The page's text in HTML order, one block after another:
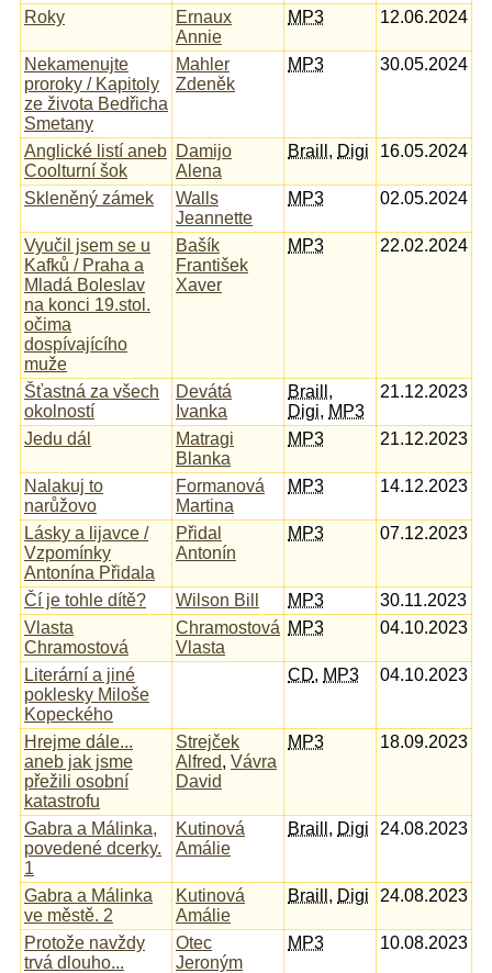
Roky
Ernaux
Annie
MP3 12.06.2024
Nekamenujte
proroky / Kapitoly
ze života Bedřicha
Smetany
Mahler
Zdeněk
MP3 30.05.2024
Anglické listí aneb
Coolturní šok
Damijo
Alena
Braill , Digi 16.05.2024
Skleněný zámek
Walls
Jeannette
MP3 02.05.2024
Vyučil jsem se u
Kafků / Praha a
Mladá Boleslav
na konci 19.stol.
očima
dospívajícího
muže
Bašík
František
Xaver
MP3 22.02.2024
Šťastná za všech
okolností
Devátá
Ivanka
Braill ,
Digi, MP3
21.12.2023
Jedu dál
Matragi
Blanka
MP3 21.12.2023
Nalakuj to
narůžovo
Formanová
Martina
MP3 14.12.2023
Lásky a lijavce /
Vzpomínky
Antonína Přidala
Přidal
Antonín
MP3 07.12.2023
Čí je tohle dítě? Wilson Bill MP3
30.11.2023
Vlasta
Chramostová
Chramostová
Vlasta
MP3 04.10.2023
Literární a jiné
poklesky Miloše
Kopeckého
CD, MP3 04.10.2023
Hrejme dále...
aneb jak jsme
přežili osobní
katastrofu
Strejček
Alfred, Vávra
David
MP3 18.09.2023
Gabra a Málinka,
povedené dcerky.
1
Kutinová
Amálie
Braill , Digi 24.08.2023
Gabra a Málinka
ve městě. 2
Kutinová
Amálie
Braill , Digi 24.08.2023
Protože navždy
trvá dlouho...
Otec
Jeroným
MP3 10.08.2023